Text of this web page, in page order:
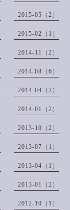
2015-05（2）
2015-02（1）
2014-11（2）
2014-08（6）
2014-04（2）
2014-01（2）
2013-10（2）
2013-07（1）
2013-04（1）
2013-01（2）
2012-10（1）